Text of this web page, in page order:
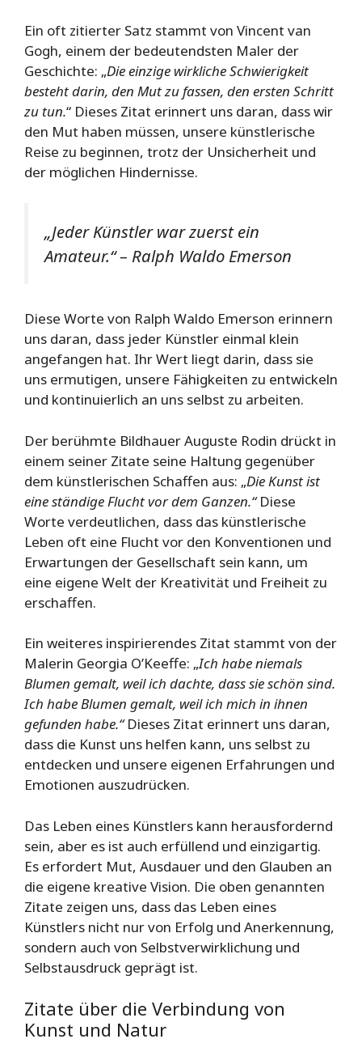
Ein oft zitierter Satz stammt von Vincent van
Gogh, einem der bedeutendsten Maler der
Geschichte: „Die einzige wirkliche Schwierigkeit
besteht darin, den Mut zu fassen, den ersten Schritt
zu tun.“ Dieses Zitat erinnert uns daran, dass wir
den Mut haben müssen, unsere künstlerische
Reise zu beginnen, trotz der Unsicherheit und
der möglichen Hindernisse.
„Jeder Künstler war zuerst ein
Amateur.“– Ralph Waldo Emerson
Diese Worte von Ralph Waldo Emerson erinnern
uns daran, dass jeder Künstler einmal klein
angefangen hat. Ihr Wert liegt darin, dass sie
uns ermutigen, unsere Fähigkeiten zu entwickeln
und kontinuierlich an uns selbst zu arbeiten.
Der berühmte Bildhauer Auguste Rodin drückt in
einem seiner Zitate seine Haltung gegenüber
dem künstlerischen Schaffen aus: „Die Kunst ist
eine ständige Flucht vor dem Ganzen.“Diese
Worte verdeutlichen, dass das künstlerische
Leben oft eine Flucht vor den Konventionen und
Erwartungen der Gesellschaft sein kann, um
eine eigene Welt der Kreativität und Freiheit zu
erschaffen.
Ein weiteres inspirierendes Zitat stammt von der
Malerin Georgia O’Keeffe: „Ich habe niemals
Blumen gemalt, weil ich dachte, dass sie schön sind.
Ich habe Blumen gemalt, weil ich mich in ihnen
gefunden habe.“Dieses Zitat erinnert uns daran,
dass die Kunst uns helfen kann, uns selbst zu
entdecken und unsere eigenen Erfahrungen und
Emotionen auszudrücken.
Das Leben eines Künstlers kann herausfordernd
sein, aber es ist auch erfüllend und einzigartig.
Es erfordert Mut, Ausdauer und den Glauben an
die eigene kreative Vision. Die oben genannten
Zitate zeigen uns, dass das Leben eines
Künstlers nicht nur von Erfolg und Anerkennung,
sondern auch von Selbstverwirklichung und
Selbstausdruck geprägt ist.
Zitate über die Verbindung von
Kunst und Natur